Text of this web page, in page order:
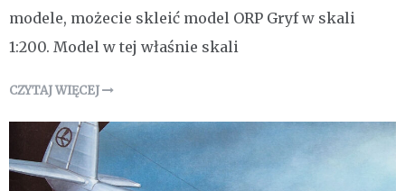
modele, możecie skleić model ORP Gryf w skali
1:200. Model w tej właśnie skali
CZYTAJ WIĘCEJ